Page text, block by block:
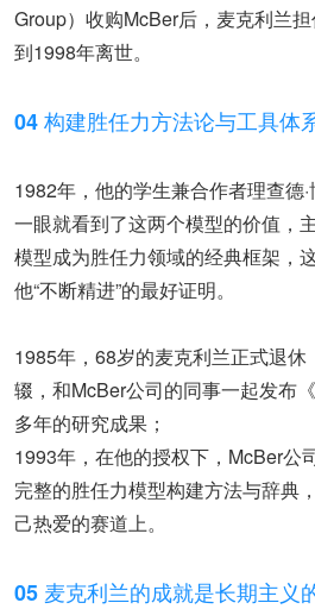
Group）收购McBer后，麦克利兰
到1998年离世。
04 构建胜任力方法论与工具体
1982年，他的学生兼合作者理查德
一眼就看到了这两个模型的价值，
模型成为胜任力领域的经典框架，
他“不断精进”的最好证明。
1985年，68岁的麦克利兰正式退
辍，和McBer公司的同事一起发布
多年的研究成果；
1993年，在他的授权下，McBer公
完整的胜任力模型构建方法与辞典
己热爱的赛道上。
05 麦克利兰的成就是长期主义